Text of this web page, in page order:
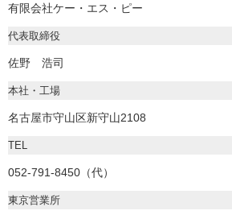
有限会社ケー・エス・ピー
代表取締役
佐野 浩司
本社・工場
名古屋市守山区新守山2108
TEL
052-791-8450（代）
東京営業所